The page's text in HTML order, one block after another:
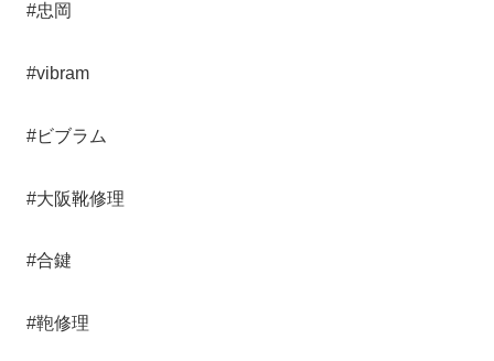
#忠岡
#vibram
#ビブラム
#大阪靴修理
#合鍵
#鞄修理